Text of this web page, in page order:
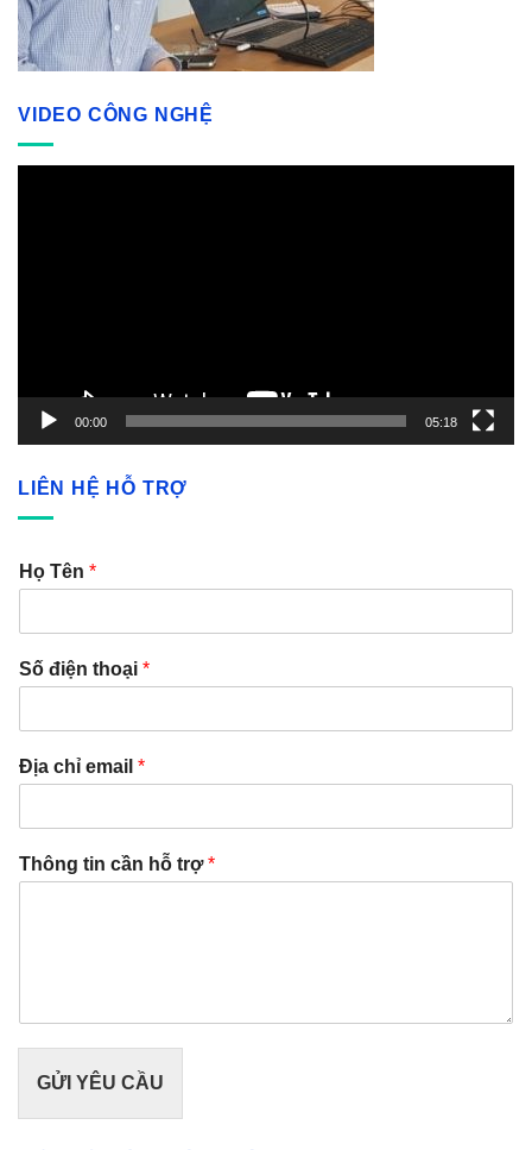
VIDEO CÔNG NGHỆ
00:00 05:18
LIÊN HỆ HỖ TRỢ
Họ Tên *
Số điện thoại *
Địa chỉ email *
Thông tin cần hỗ trợ*
GỬI YÊU CẦU